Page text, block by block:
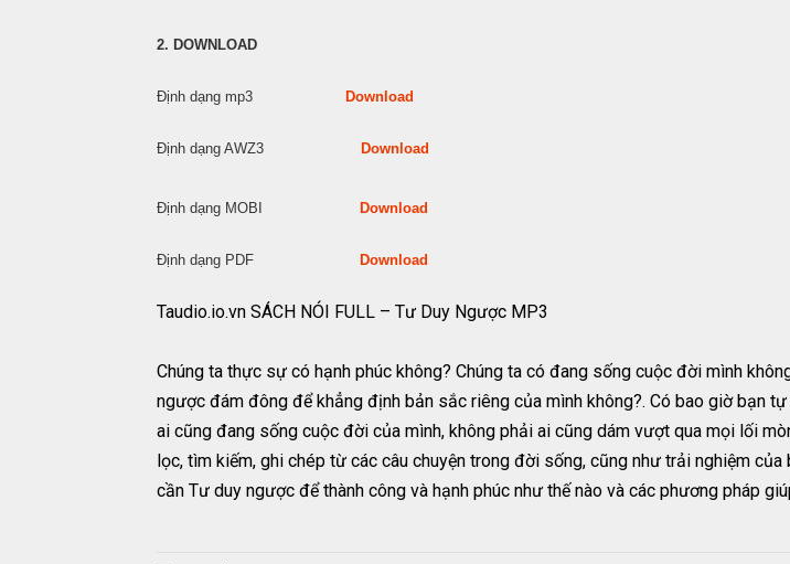
2. DOWNLOAD
Định dạng mp3 Download
Định dạng AWZ3 Download
Định dạng MOBI Download
Định dạng PDF Download
Taudio.io.vn SÁCH NÓI FULL – Tư Duy Ngược MP3
Chúng ta thực sự có hạnh phúc không? Chúng ta có đang sống cuộc đời mình
ngược đám đông để khẳng định bản sắc riêng của mình không?. Có bao giờ bạn
ai cũng đang sống cuộc đời của mình, không phải ai cũng dám vượt qua mọi lối
lọc, tìm kiếm, ghi chép từ các câu chuyện trong đời sống, cũng như trải nghiệm
cần Tư duy ngược để thành công và hạnh phúc như thế nào và các phương pháp